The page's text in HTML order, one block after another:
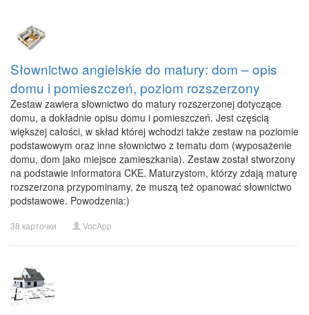
Słownictwo angielskie do matury: dom – opis
domu i pomieszczeń, poziom rozszerzony
Zestaw zawiera słownictwo do matury rozszerzonej dotyczące
domu, a dokładnie opisu domu i pomieszczeń. Jest częścią
większej całości, w skład której wchodzi także zestaw na poziomie
podstawowym oraz inne słownictwo z tematu dom (wyposażenie
domu, dom jako miejsce zamieszkania). Zestaw został stworzony
na podstawie informatora CKE. Maturzystom, którzy zdają maturę
rozszerzona przypominamy, że muszą też opanować słownictwo
podstawowe. Powodzenia:)
38 карточки VocApp